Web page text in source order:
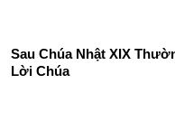
Sau Chúa Nhật XIX
Lời Chúa